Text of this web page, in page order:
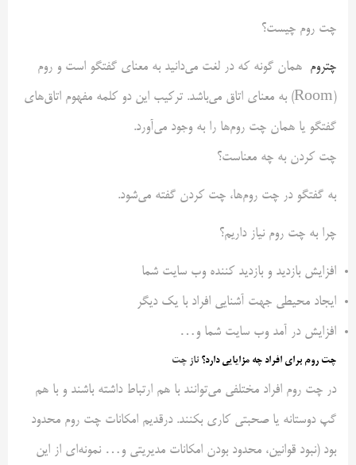
چت روم چیست؟
چتروم همان گونه که در لغت می‌دانید به معنای گفتگو است و روم
(Room) به معنای اتاق می‌باشد. ترکیب این دو کلمه مفهوم اتاق‌های
گفتگو یا همان چت روم‌ها ‌را به وجود می‌آورد.
چت کردن به چه معناست؟
به گفتگو در چت روم‌ها، چت کردن گفته می‌شود.
چرا به چت روم نیاز داریم؟
افزایش بازدید و بازدید کننده وب سایت شما
ایجاد محیطی جهت آشنایی افراد با یک دیگر
افزایش در آمد وب سایت شما و…
چت روم برای افراد چه مزایایی دارد؟ ناز چت
در چت روم افراد مختلفی می‌توانند با هم ارتباط داشته باشند و با هم
گپ دوستانه یا صحبتی کاری بکنند. درقدیم امکانات چت روم محدود
بود (نبود قوانین، محدود بودن امکانات مدیریتی و… نمونه‌ای از این